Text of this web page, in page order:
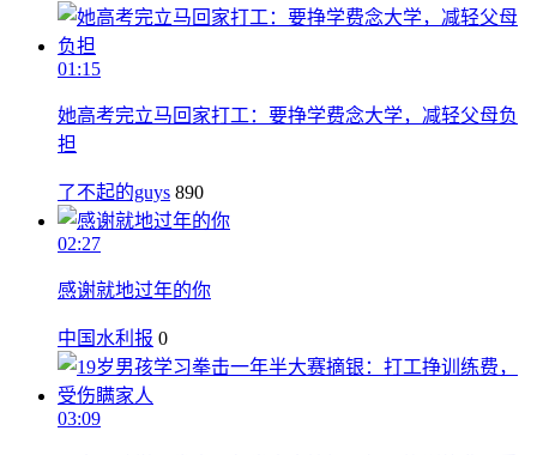
01:15
她高考完立马回家打工：要挣学费念大学，减轻父母负
担
了不起的guys 890
02:27
感谢就地过年的你
中国水利报 0
03:09